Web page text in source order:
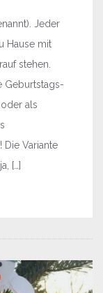
Jeder
Hause mit
stehen.
Geburtstags-
als
Variante
[…]